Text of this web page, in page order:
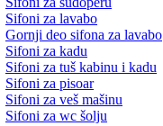
Sifoni za lavabo
Gornji deo sifona za lavabo
Sifoni za kadu
Sifoni za tuš kabinu i kadu
Sifoni za pisoar
Sifoni za veš mašinu
Sifoni za wc šolju